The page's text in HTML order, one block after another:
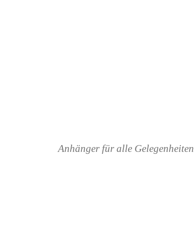
Anhänger für alle Gelegenheiten